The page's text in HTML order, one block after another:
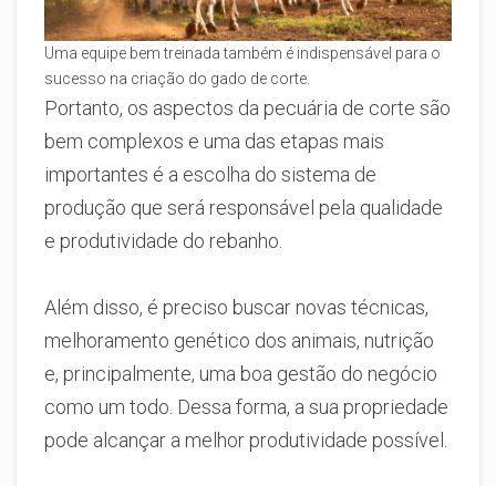
Uma equipe bem treinada também é indispensável para o
sucesso na criação do gado de corte.
Portanto, os aspectos da pecuária de corte são
bem complexos e uma das etapas mais
importantes é a escolha do sistema de
produção que será responsável pela qualidade
e produtividade do rebanho.
Além disso, é preciso buscar novas técnicas,
melhoramento genético dos animais, nutrição
e, principalmente, uma boa gestão do negócio
como um todo. Dessa forma, a sua propriedade
pode alcançar a melhor produtividade possível.